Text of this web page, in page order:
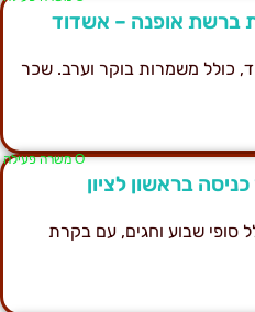
ברשת אופנה – אשדוד
משמרות בוקר וערב. שכר
Ο משרה פעילה
בראשון לציון
שבוע וחגים, עם בקרת